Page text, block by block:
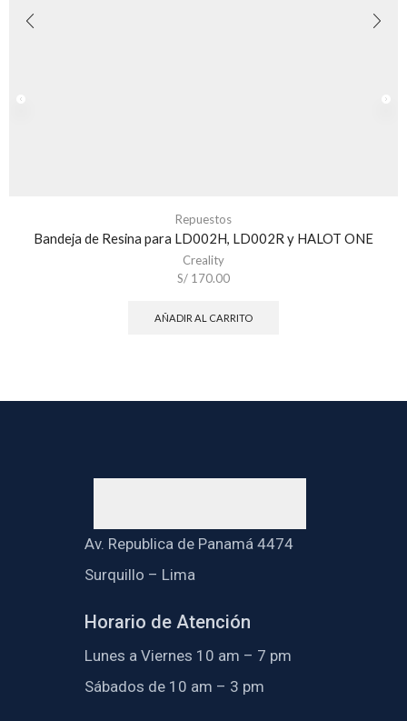
Repuestos
Bandeja de Resina para LD002H, LD002R y HALOT ONE
Creality
S/ 170.00
AÑADIR AL CARRITO
Av. Republica de Panamá 4474
Surquillo – Lima
Horario de Atención
Lunes a Viernes 10 am – 7 pm
Sábados de 10 am – 3 pm